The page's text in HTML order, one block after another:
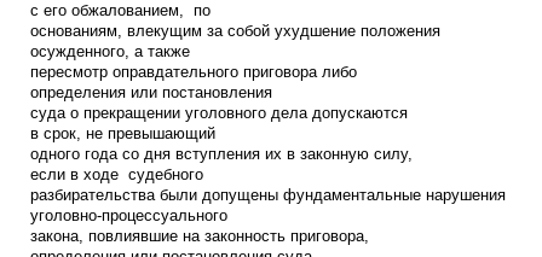
с его обжалованием, по
основаниям, влекущим за собой ухудшение положения
осужденного, а также
пересмотр оправдательного приговора либо
определения или постановления
суда о прекращении уголовного дела допускаются
в срок, не превышающий
одного года со дня вступления их в законную силу,
если в ходе судебного
разбирательства были допущены фундаментальные нарушения
уголовно-процессуального
закона, повлиявшие на законность приговора,